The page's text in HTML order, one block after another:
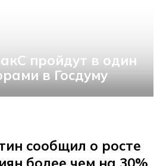
пройдут в один
в Госдуму
сообщил о росте